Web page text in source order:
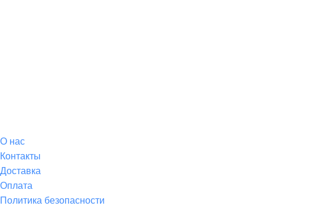
О нас
Контакты
Доставка
Оплата
Политика безопасности